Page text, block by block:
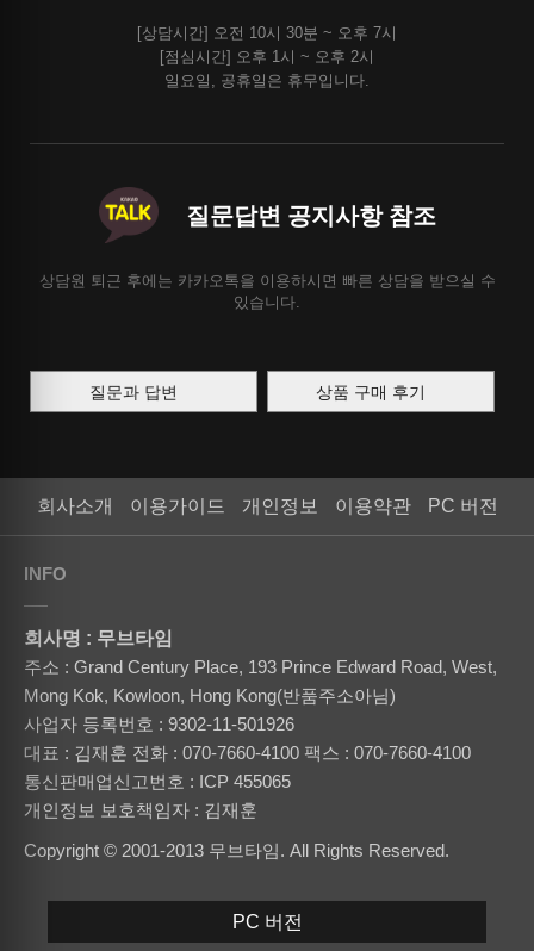
[상담시간] 오전 10시 30분 ~ 오후 7시
[점심시간] 오후 1시 ~ 오후 2시
일요일, 공휴일은 휴무입니다.
질문답변 공지사항 참조
상담원 퇴근 후에는 카카오톡을 이용하시면 빠른 상담을 받으실 수
있습니다.
질문과 답변 상품 구매 후기
회사소개 이용가이드 개인정보 이용약관 PC 버전
INFO
회사명 : 무브타임
주소 : Grand Century Place, 193 Prince Edward Road, West,
Mong Kok, Kowloon, Hong Kong(반품주소아님)
사업자 등록번호 : 9302-11-501926
대표 : 김재훈 전화 : 070-7660-4100 팩스 : 070-7660-4100
통신판매업신고번호 : ICP 455065
개인정보 보호책임자 : 김재훈
Copyright © 2001-2013 무브타임. All Rights Reserved.
PC 버전